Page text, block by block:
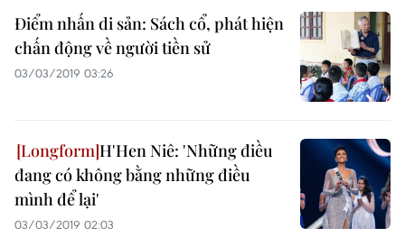
Điểm nhấn di sản: Sách cổ, phát hiện
chấn động về người tiền sử
03/03/2019 03:26
H'Hen Niê: 'Những điều
đang có không bằng những điều
mình để lại'
03/03/2019 02:03